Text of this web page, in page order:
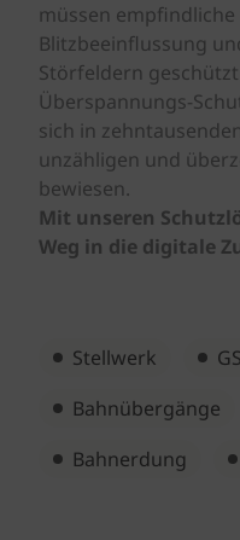
müssen empfindliche
Blitzbeeinflussung
Störfeldern
Überspannungs-
sich in
unzähligen und
bewiesen.
Mit unseren
Weg in die digitale
Stellwerk
Bahnübergänge
Bahnerdung